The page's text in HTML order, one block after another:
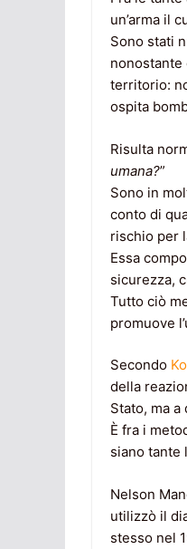
un’arma il
Sono stati
nonostante
territorio:
ospita
Risulta
umana?”
Sono in
conto di
rischio per
Essa
sicurezza,
Tutto ciò
promuove
Secondo
della
Stato, ma
È fra i
siano tante
Nelson
utilizzò il
stesso nel